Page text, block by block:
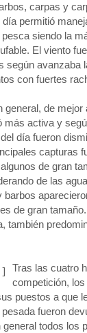
carpas y
permitió
siendo la
El viento
según avanzaba
con fuertes
general, de
más activa y
día fueron
capturas
de gran
de las
barbos
de gran
también
Tras las cuatro
competición,
puestos a que
fueron
todos los